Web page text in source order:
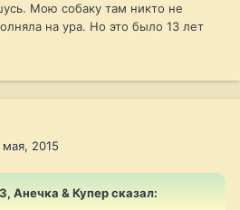
Мою собаку там никто не
на ура. Но это было 13 лет
мая, 2015
Анечка & Купер сказал: